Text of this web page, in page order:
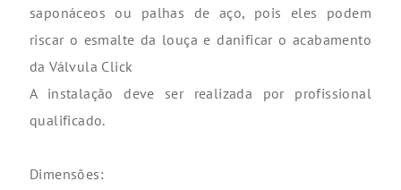
saponáceos ou palhas de aço, pois eles podem
riscar o esmalte da louça e danificar o acabamento
da Válvula Click
A instalação deve ser realizada por profissional
qualificado.
Dimensões: